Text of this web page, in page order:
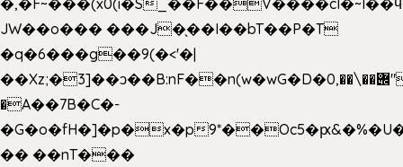
�,�F~���(x0(i�S
JW��o��� ���J�̖��I��bT��P�T
�q�6���g��9(�<'�|
��Xz;�3]��ͻ��B:nF��n(w�wG�D�݌��\��,0"�
�A��7B�C�-
�G�o�fH�]�p�x�p
�� ��nT���